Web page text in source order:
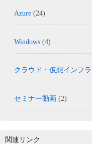
Azure (24)
Windows (4)
クラウド・仮想インフラ
セミナー動画 (2)
関連リンク